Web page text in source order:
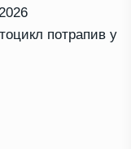
потрапив у